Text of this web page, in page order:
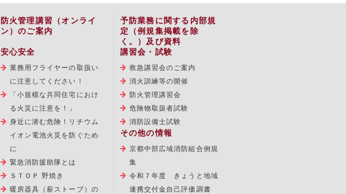
防火管理講習（オンライ
ン）のご案内
予防業務に関する内部規
定（例規集掲載を除
く。）及び資料
安心安全
業務用フライヤーの取扱い
に注意してください！
「小規模な共同住宅におけ
る火災に注意を！」
身近に潜む危険！リチウム
イオン電池火災を防ぐため
に
緊急消防援助隊とは
ＳＴＯＰ 野焼き
暖房器具（薪ストーブ）の
講習会・試験
救急講習会のご案内
消火訓練等の開催
防火管理講習会
危険物取扱者試験
消防設備士試験
その他の情報
京都中部広域消防組合例規
集
令和７年度 きょうと地域
連携交付金自己評価調書